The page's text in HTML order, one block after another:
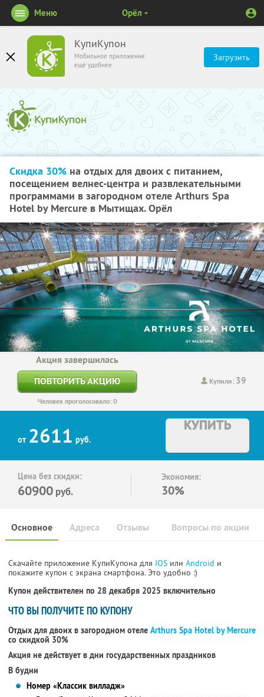
КупиКупон
Мобильное приложение
ещё удобнее
Загрузить
Меню Орёл
Скидка 30% на отдых для двоих с питанием,
посещением велнес-центра и развлекательными
программами в загородном отеле Arthurs Spa
Hotel by Mercure в Мытищах. Орёл
Купили: 39
Акция завершилась
ПОВТОРИТЬ АКЦИЮ
Человек проголосовало: 0
от 2611 руб.
КУПИТЬ
Цена без скидки:
60900 руб.
Экономия:
30%
Основное Отзывы Вопросы по акции
Адреса
Скачайте приложение КупиКупона для IOS или Android и
покажите купон с экрана смартфона. Это удобно :)
Купон действителен по 28 декабря 2025 включительно
ЧТО ВЫ ПОЛУЧИТЕ ПО КУПОНУ
Отдых для двоих в загородном отеле Arthurs Spa Hotel by Mercure
со скидкой 30%
Акция не действует в дни государственных праздников
В будни
Номер «Классик вилладж»